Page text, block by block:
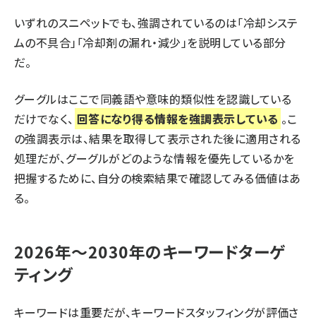
いずれのスニペットでも、強調されているのは「冷却システ
ムの不具合」「冷却剤の漏れ・減少」を説明している部分
だ。
グーグルはここで同義語や意味的類似性を認識している
だけでなく、 回答になり得る情報を強調表示している 。こ
の強調表示は、結果を取得して表示された後に適用される
処理だが、グーグルがどのような情報を優先しているかを
把握するために、自分の検索結果で確認してみる価値はあ
る。
2026年～2030年のキーワードターゲ
ティング
キーワードは重要だが、キーワードスタッフィングが評価さ